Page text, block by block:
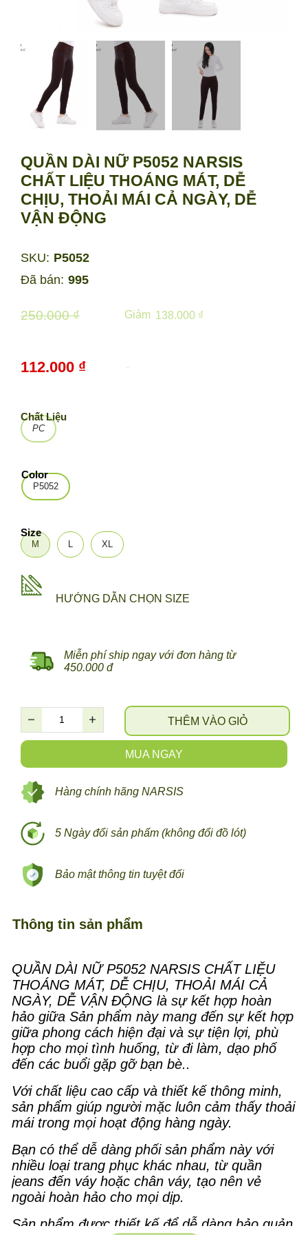
QUẦN DÀI NỮ P5052 NARSIS
CHẤT LIỆU THOÁNG MÁT, DỄ
CHỊU, THOẢI MÁI CẢ NGÀY, DỄ
VẬN ĐỘNG
Đã bán: 995
M L XL
Size
PC
Chất Liệu
P5052
Color
MUA NGAY
THÊM VÀO GIỎ
HƯỚNG DẪN CHỌN SIZE
Miễn phí ship ngay với đơn hàng từ
450.000 đ
-
112.000 ₫
5 Ngày đổi sản phẩm (không đổi đồ lót)
Bảo mật thông tin tuyệt đối
Hàng chính hãng NARSIS
250.000 ₫ 138.000 ₫
Giảm
SKU: P5052
Thông tin sản phẩm
QUẦN DÀI NỮ P5052 NARSIS CHẤT LIỆU
THOÁNG MÁT, DỄ CHỊU, THOẢI MÁI CẢ
NGÀY, DỄ VẬN ĐỘNG là sự kết hợp hoàn
hảo giữa Sản phẩm này mang đến sự kết hợp
giữa phong cách hiện đại và sự tiện lợi, phù
hợp cho mọi tình huống, từ đi làm, dạo phố
đến các buổi gặp gỡ bạn bè..
Với chất liệu cao cấp và thiết kế thông minh,
sản phẩm giúp người mặc luôn cảm thấy thoải
mái trong mọi hoạt động hàng ngày.
Bạn có thể dễ dàng phối sản phẩm này với
nhiều loại trang phục khác nhau, từ quần
jeans đến váy hoặc chân váy, tạo nên vẻ
ngoài hoàn hảo cho mọi dịp.
Sản phẩm được thiết kế để dễ dàng bảo quản,